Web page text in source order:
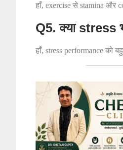
हाँ, exercise से stamina और
Q5. क्या stress
हाँ, stress performance को